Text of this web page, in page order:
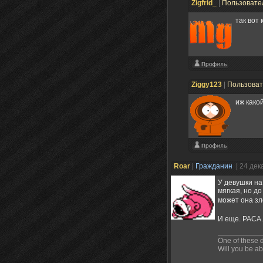
Zigfrid_
так вот
Ziggy123
иж
Roar Гражданин
| 24
У девушки
мягкая, но
может она
И еще. РАСА.
One of these
Will you be